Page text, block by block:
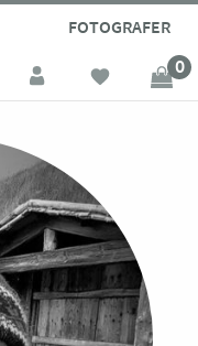
FOTOGRAFER
0